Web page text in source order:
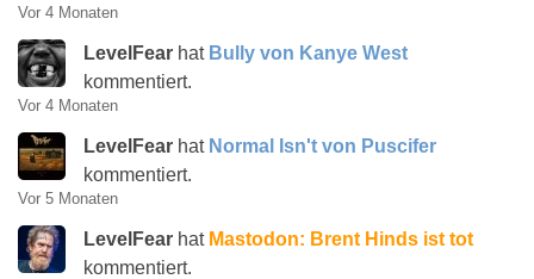
Vor 4 Monaten
LevelFear hat Bully von Kanye West
kommentiert.
Vor 4 Monaten
LevelFear hat Normal Isn't von Puscifer
kommentiert.
Vor 5 Monaten
LevelFear hat Mastodon: Brent Hinds ist tot
kommentiert.